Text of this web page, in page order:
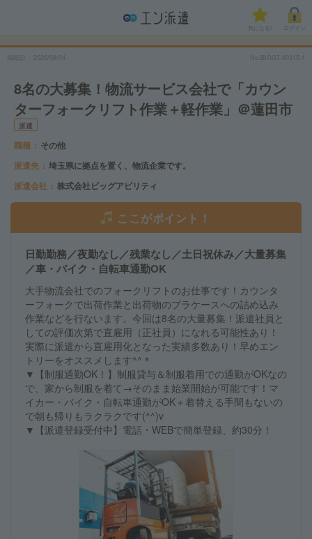
気になる!
2026/08/04 No.BIGG7-60315-1
8名の大募集！物流サービス会社で「カウン
ターフォークリフト作業＋軽作業」＠蓮田市
派遣
職種
その他
派遣先
埼玉県に拠点を置く、物流企業です。
派遣会社
株式会社ビッグアビリティ
ここがポイント！
日勤勤務／夜勤なし／残業なし／土日祝休み／大量募集
／車・バイク・自転車通勤OK
大手物流会社でのフォークリフトのお仕事です！カウンタ
ーフォークで出荷作業と出荷物のプラケースへの詰め込み
作業などを行ないます。今回は8名の大量募集！派遣社員と
しての評価次第で直雇用（正社員）になれる可能性あり！
実際に派遣から直雇用化となった実績多数あり！早めエン
トリーをオススメします^^＊
▼【制服通勤OK！】制服貸与＆制服着用での通勤がOKなの
で、家から制服を着て→そのまま始業開始が可能です！マ
イカー・バイク・自転車通勤がOK＋着替える手間もないの
で朝も帰りもラクラクです(^^)v
▼【派遣登録受付中】電話・WEBで簡単登録、約30分！